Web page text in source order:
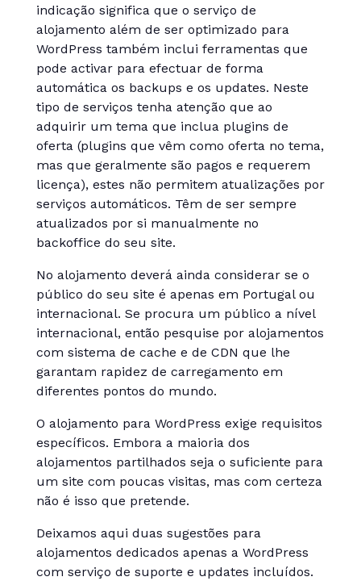
indicação significa que o serviço de
alojamento além de ser optimizado para
WordPress também inclui ferramentas que
pode activar para efectuar de forma
automática os backups e os updates. Neste
tipo de serviços tenha atenção que ao
adquirir um tema que inclua plugins de
oferta (plugins que vêm como oferta no tema,
mas que geralmente são pagos e requerem
licença), estes não permitem atualizações por
serviços automáticos. Têm de ser sempre
atualizados por si manualmente no
backoffice do seu site.
No alojamento deverá ainda considerar se o
público do seu site é apenas em Portugal ou
internacional. Se procura um público a nível
internacional, então pesquise por alojamentos
com sistema de cache e de CDN que lhe
garantam rapidez de carregamento em
diferentes pontos do mundo.
O alojamento para WordPress exige requisitos
específicos. Embora a maioria dos
alojamentos partilhados seja o suficiente para
um site com poucas visitas, mas com certeza
não é isso que pretende.
Deixamos aqui duas sugestões para
alojamentos dedicados apenas a WordPress
com serviço de suporte e updates incluídos.